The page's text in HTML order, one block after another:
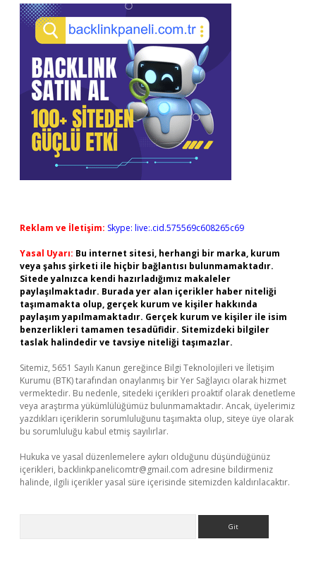
Reklam ve İletişim: Skype: live:.cid.575569c608265c69
Yasal Uyarı: Bu internet sitesi, herhangi bir marka, kurum
veya şahıs şirketi ile hiçbir bağlantısı bulunmamaktadır.
Sitede yalnızca kendi hazırladığımız makaleler
paylaşılmaktadır. Burada yer alan içerikler haber niteliği
taşımamakta olup, gerçek kurum ve kişiler hakkında
paylaşım yapılmamaktadır. Gerçek kurum ve kişiler ile isim
benzerlikleri tamamen tesadüfidir. Sitemizdeki bilgiler
taslak halindedir ve tavsiye niteliği taşımazlar.
Sitemiz, 5651 Sayılı Kanun gereğince Bilgi Teknolojileri ve İletişim
Kurumu (BTK) tarafından onaylanmış bir Yer Sağlayıcı olarak hizmet
vermektedir. Bu nedenle, sitedeki içerikleri proaktif olarak denetleme
veya araştırma yükümlülüğümüz bulunmamaktadır. Ancak, üyelerimiz
yazdıkları içeriklerin sorumluluğunu taşımakta olup, siteye üye olarak
bu sorumluluğu kabul etmiş sayılırlar.
Hukuka ve yasal düzenlemelere aykırı olduğunu düşündüğünüz
içerikleri, backlinkpanelicomtr@gmail.com adresine bildirmeniz
halinde, ilgili içerikler yasal süre içerisinde sitemizden kaldırılacaktır.